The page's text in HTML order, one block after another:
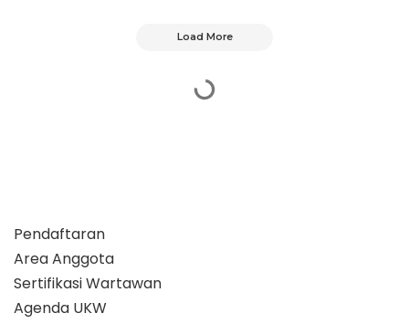
Load More
Pendaftaran
Area Anggota
Sertifikasi Wartawan
Agenda UKW